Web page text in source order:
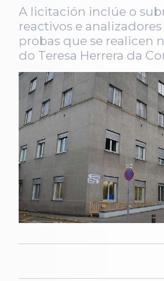
A licitación inclúe o
reactivos e
probas que se realicen
do Teresa Herrera da